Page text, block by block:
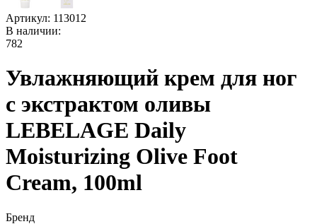
Артикул: 113012
В наличии:
782
Увлажняющий крем для ног
с экстрактом оливы
LEBELAGE Daily
Moisturizing Olive Foot
Cream, 100ml
Бренд